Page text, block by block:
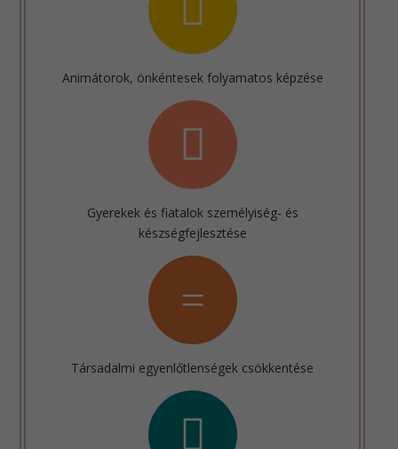
Animátorok, önkéntesek folyamatos képzése
Gyerekek és fiatalok személyiség- és
készségfejlesztése
Társadalmi egyenlőtlenségek csökkentése